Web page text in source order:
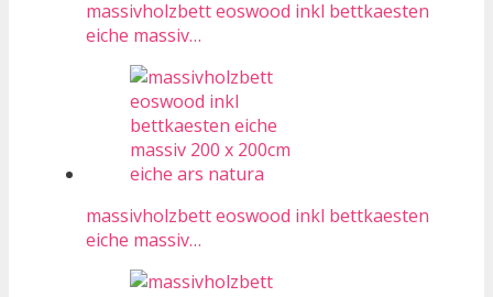
massivholzbett eoswood inkl bettkaesten
eiche massiv…
massivholzbett eoswood inkl bettkaesten
eiche massiv…